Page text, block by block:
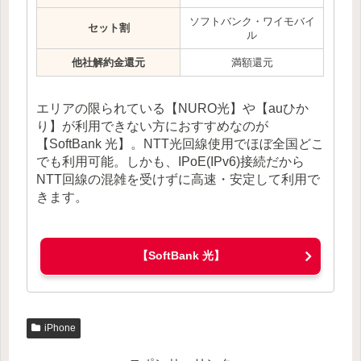
セット割
ソフトバンク・ワイモバイ
ル
他社解約金還元 満額還元
エリアの限られている【NURO光】や【auひか
り】が利用できない方におすすめなのが
【SoftBank 光】。NTT光回線使用でほぼ全国どこ
でも利用可能。しかも、IPoE(IPv6)接続だから
NTT回線の混雑を受けずに高速・安定して利用で
きます。
【SoftBank 光】
iPhone